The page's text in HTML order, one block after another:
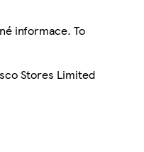
informace. To
Stores Limited